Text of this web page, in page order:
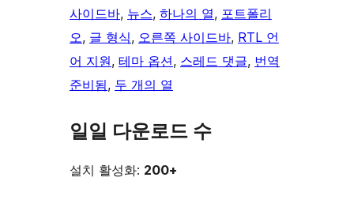
사이드바, 뉴스, 하나의 열, 포트폴리
오, 글 형식, 오른쪽 사이드바, RTL 언
어 지원, 테마 옵션, 스레드 댓글, 번역
준비됨, 두 개의 열
일일 다운로드 수
설치 활성화: 200+